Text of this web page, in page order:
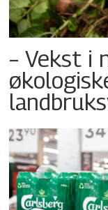
– Vekst i